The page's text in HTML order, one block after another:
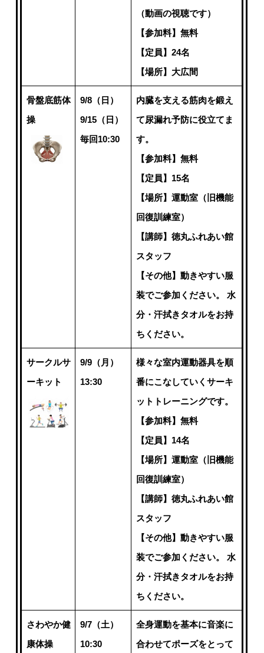
（動画の視聴です）
【参加料】無料
【定員】24名
【場所】大広間
骨盤底筋体
操
9/8（日）
9/15（日）
毎回10:30
内臓を支える筋肉を鍛え
て尿漏れ予防に役立てま
す。
【参加料】無料
【定員】15名
【場所】運動室（旧機能
回復訓練室）
【講師】徳丸ふれあい館
スタッフ
【その他】動きやすい服
装でご参加ください。 水
分・汗拭きタオルをお持
ちください。
サークルサ
ーキット
9/9（月）
13:30
様々な室内運動器具を順
番にこなしていくサーキ
ットトレーニングです。
【参加料】無料
【定員】14名
【場所】運動室（旧機能
回復訓練室）
【講師】徳丸ふれあい館
スタッフ
【その他】動きやすい服
装でご参加ください。 水
分・汗拭きタオルをお持
ちください。
さわやか健
康体操
9/7（土）
10:30
全身運動を基本に音楽に
合わせてポーズをとって